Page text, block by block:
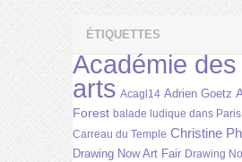
ÉTIQUETTES
Académie
arts Acagl14 Adrien Goetz
Forest balade ludique dans Paris
Carreau du Temple Christine
Drawing Now Art Fair Drawing